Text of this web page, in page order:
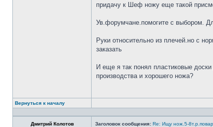
придачу к Шеф ножу еще такой
Ув.форумчане.помогите с выбором.
Руки относительно из плечей.но с
заказать
И еще я так понял пластиковые
производства и хорошего ножа?
Вернуться к началу
Дмитрий Колотов Заголовок сообщения: Re: Ищу нож.5-8т.р.повар